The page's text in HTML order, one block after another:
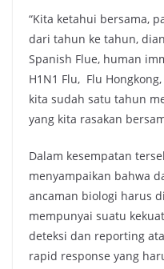
“Kita ketahui bersama,
dari tahun ke tahun,
Spanish Flue, human
H1N1 Flu, Flu
kita sudah satu tahun
yang kita rasakan
Dalam kesempatan
menyampaikan bahwa
ancaman biologi harus
mempunyai suatu
deteksi dan reporting
rapid response yang